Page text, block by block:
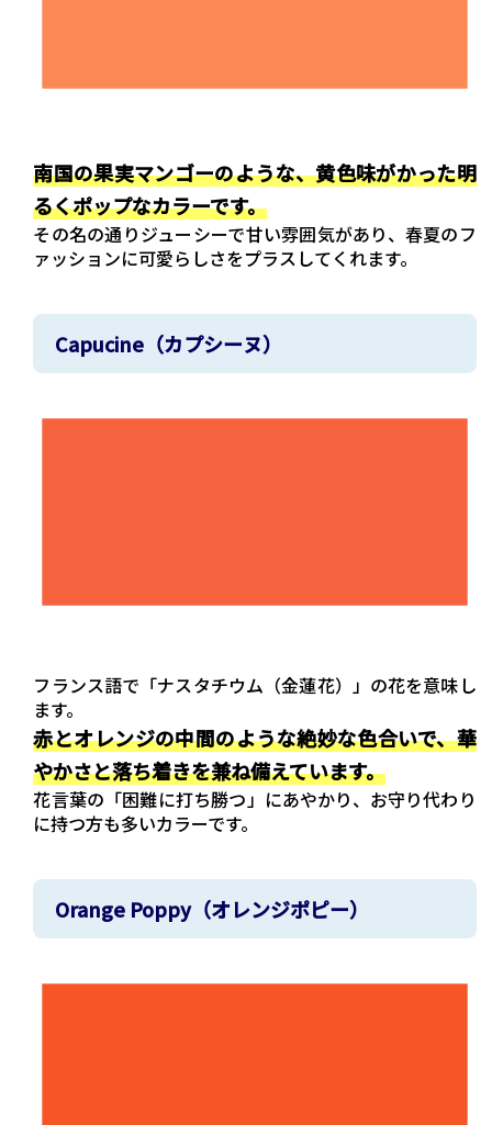
南国の果実マンゴーのような、黄色味がかった明
るくポップなカラーです。
その名の通りジューシーで甘い雰囲気があり、春夏のフ
ァッションに可愛らしさをプラスしてくれます。
Capucine（カプシーヌ）
フランス語で「ナスタチウム（金蓮花）」の花を意味し
ます。
赤とオレンジの中間のような絶妙な色合いで、華
やかさと落ち着きを兼ね備えています。
花言葉の「困難に打ち勝つ」にあやかり、お守り代わり
に持つ方も多いカラーです。
Orange Poppy（オレンジポピー）